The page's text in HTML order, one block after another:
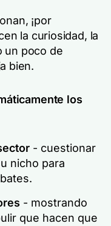
¡por
la curiosidad, la
un poco de
bien.
los
- cuestionar
nicho para
- mostrando
que hacen que